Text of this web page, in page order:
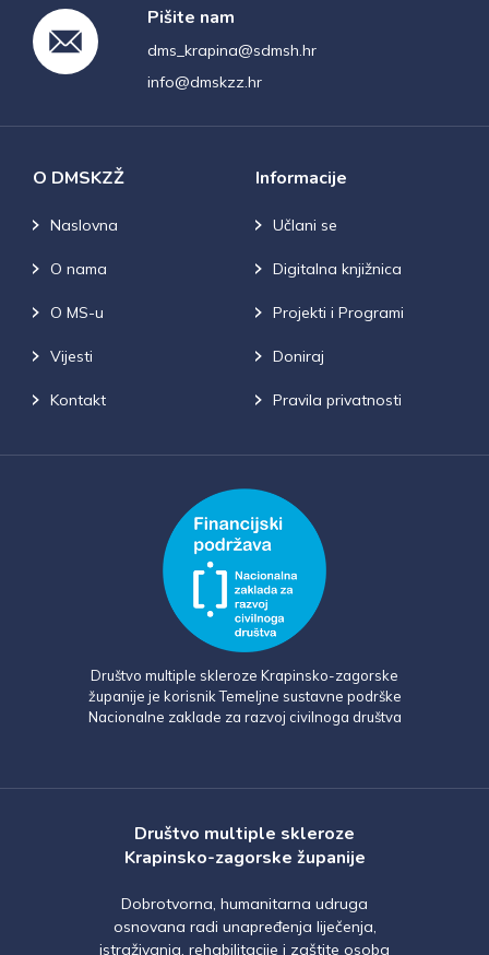
Pišite nam
dms_krapina@sdmsh.hr
info@dmskzz.hr
Društvo multiple skleroze Krapinsko-zagorske
županije je korisnik Temeljne sustavne podrške
Nacionalne zaklade za razvoj civilnoga društva
O DMSKZŽ
Naslovna
O nama
O MS-u
Vijesti
Kontakt
Informacije
Učlani se
Digitalna knjižnica
Projekti i Programi
Doniraj
Pravila privatnosti
Društvo multiple skleroze
Krapinsko-zagorske županije
Dobrotvorna, humanitarna udruga
osnovana radi unapređenja liječenja,
istraživanja, rehabilitacije i zaštite osoba